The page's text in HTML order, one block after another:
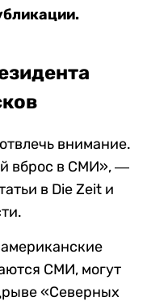
внимание.
вброс в СМИ», ―
в Die Zeit и
.
мериканские
СМИ, могут
«Северных